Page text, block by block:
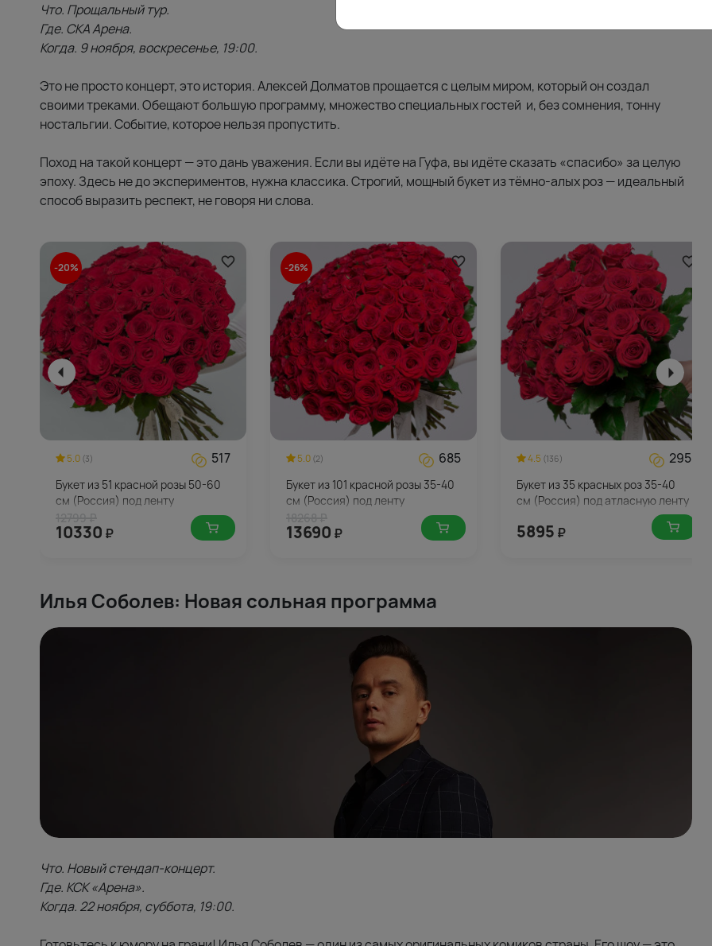
Что. Прощальный тур.
Где. СКА Арена.
Когда. 9 ноября, воскресенье, 19:00.
Это не просто концерт, это история. Алексей Долматов прощается с целым миром, который он создал
своими треками. Обещают большую программу, множество специальных гостей и, без сомнения, тонну
ностальгии. Событие, которое нельзя пропустить.
Поход на такой концерт — это дань уважения. Если вы идёте на Гуфа, вы идёте сказать «спасибо» за целую
эпоху. Здесь не до экспериментов, нужна классика. Строгий, мощный букет из тёмно-алых роз — идеальный
способ выразить респект, не говоря ни слова.
-20%
5.0 (3) 517
Букет из 51 красной розы 50-60
см (Россия) под ленту
10330 ₽
-26%
5.0 (2) 685
Букет из 101 красной розы 35-40
см (Россия) под ленту
13690 ₽
4.5 (136) 295
Букет из 35 красных роз 35-40
см (Россия) под атласную ленту
5895 ₽
Илья Соболев: Новая сольная программа
Что. Новый стендап-концерт.
Где. КСК «Арена».
Когда. 22 ноября, суббота, 19:00.